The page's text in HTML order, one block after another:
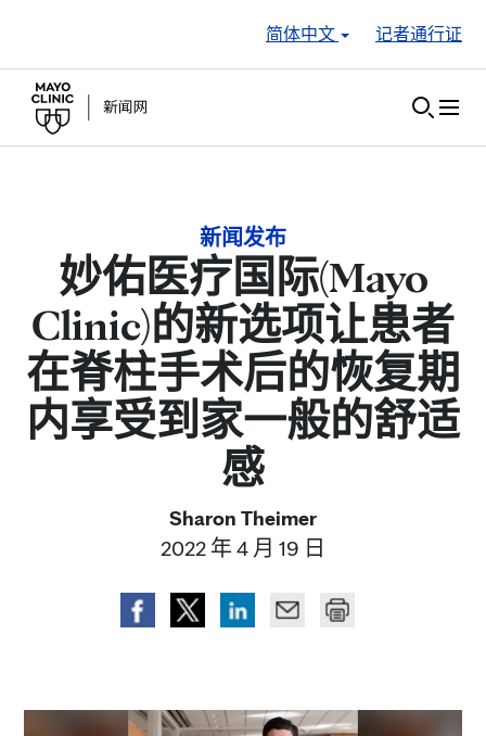
简体中文
记者通行证
新闻发布
妙佑医疗国际(Mayo
Clinic)的新选项让患者
在脊柱手术后的恢复期
内享受到家一般的舒适
感
Sharon Theimer
2022 年 4 月 19 日